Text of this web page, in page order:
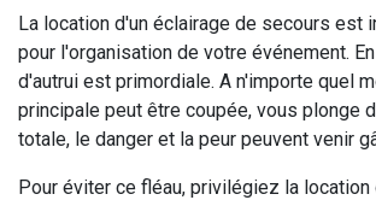
La location d'un éclairage de secours est
pour l'organisation de votre événement.
d'autrui est primordiale. A n'importe quel
principale peut être coupée, vous plonge
totale, le danger et la peur peuvent venir
Pour éviter ce fléau, privilégiez la location